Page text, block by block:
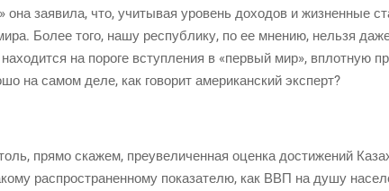
она заяви­ла, что, учи­ты­вая уро­вень дохо­дов и жиз­нен­ные
Более того, нашу рес­пуб­ли­ку, по ее мне­нию, нель­зя
на поро­ге вступ­ле­ния в «пер­вый мир», вплот­ную
на самом деле, как гово­рит аме­ри­кан­ский эксперт?
пря­мо ска­жем, пре­уве­ли­чен­ная оцен­ка дости­же­ний
рас­про­стра­нен­но­му пока­за­те­лю, как ВВП на душу